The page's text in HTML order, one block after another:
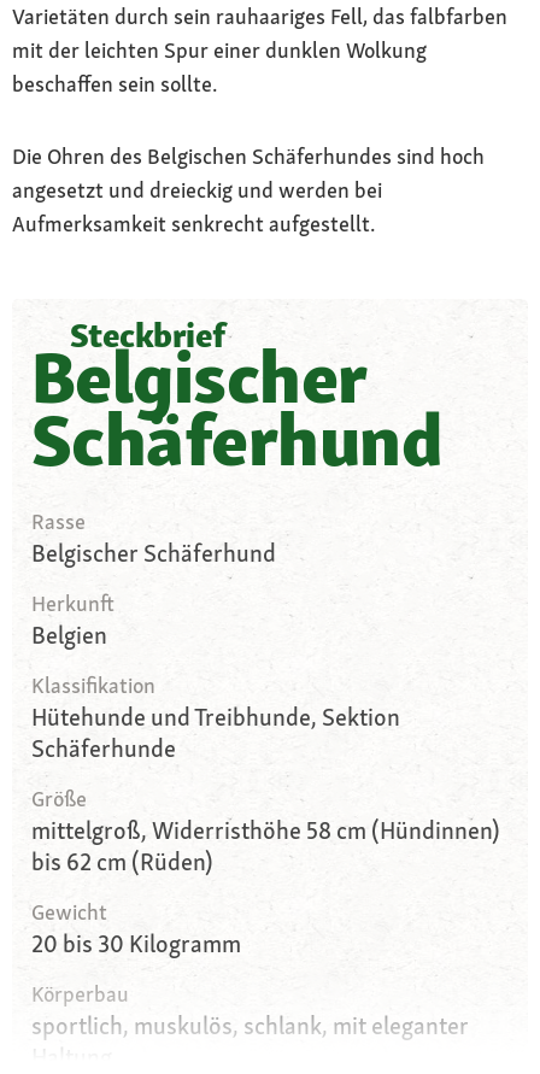
Varietäten durch sein rauhaariges Fell, das falbfarben
mit der leichten Spur einer dunklen Wolkung
beschaffen sein sollte.
Die Ohren des Belgischen Schäferhundes sind hoch
angesetzt und dreieckig und werden bei
Aufmerksamkeit senkrecht aufgestellt.
Steckbrief
Belgischer
Schäferhund
Rasse
Belgischer Schäferhund
Herkunft
Belgien
Klassifikation
Hütehunde und Treibhunde, Sektion
Schäferhunde
Größe
mittelgroß, Widerristhöhe 58 cm (Hündinnen)
bis 62 cm (Rüden)
Gewicht
20 bis 30 Kilogramm
Körperbau
sportlich, muskulös, schlank, mit eleganter
Haltung